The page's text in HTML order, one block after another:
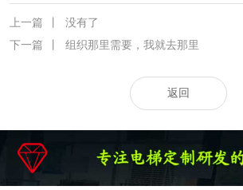
上一篇
没有了
下一篇
组织那里需要，我就去那里
返回